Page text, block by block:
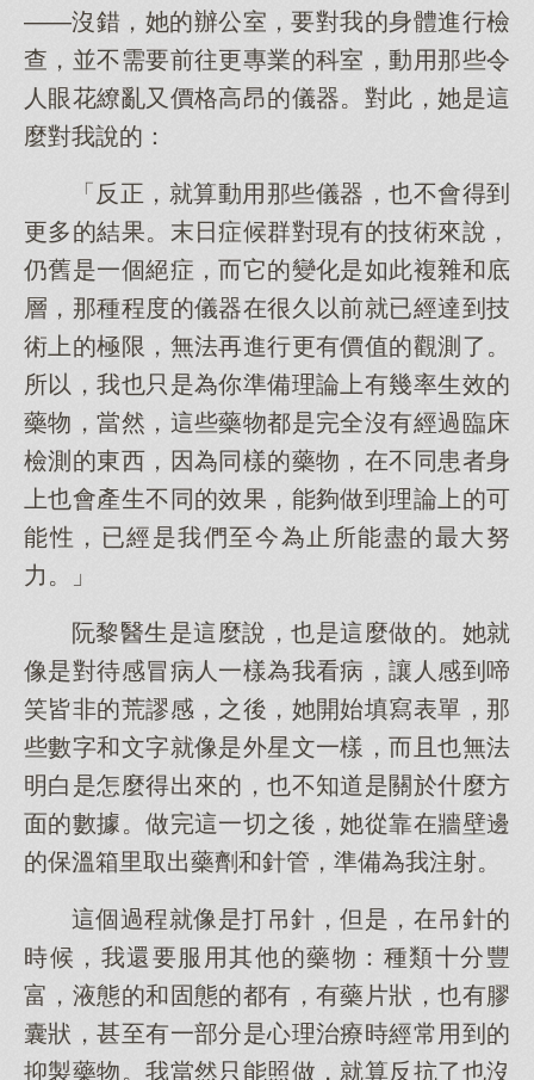
——沒錯，她的辦公室，要對我的身體進行檢
查，並不需要前往更專業的科室，動用那些令
人眼花繚亂又價格高昂的儀器。對此，她是這
麼對我說的：
「反正，就算動用那些儀器，也不會得到
更多的結果。末日症候群對現有的技術來說，
仍舊是一個絕症，而它的變化是如此複雜和底
層，那種程度的儀器在很久以前就已經達到技
術上的極限，無法再進行更有價值的觀測了。
所以，我也只是為你準備理論上有幾率生效的
藥物，當然，這些藥物都是完全沒有經過臨床
檢測的東西，因為同樣的藥物，在不同患者身
上也會產生不同的效果，能夠做到理論上的可
能性，已經是我們至今為止所能盡的最大努
力。」
阮黎醫生是這麼說，也是這麼做的。她就
像是對待感冒病人一樣為我看病，讓人感到啼
笑皆非的荒謬感，之後，她開始填寫表單，那
些數字和文字就像是外星文一樣，而且也無法
明白是怎麼得出來的，也不知道是關於什麼方
面的數據。做完這一切之後，她從靠在牆壁邊
的保溫箱里取出藥劑和針管，準備為我注射。
這個過程就像是打吊針，但是，在吊針的
時候，我還要服用其他的藥物：種類十分豐
富，液態的和固態的都有，有藥片狀，也有膠
囊狀，甚至有一部分是心理治療時經常用到的
抑製藥物。我當然只能照做，就算反抗了也沒